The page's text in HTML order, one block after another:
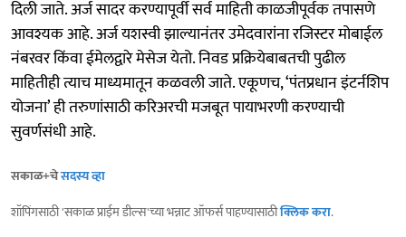
दिली जाते. अर्ज सादर करण्यापूर्वी सर्व माहिती काळजीपूर्वक तपासणे
आवश्यक आहे. अर्ज यशस्वी झाल्यानंतर उमेदवारांना रजिस्टर मोबाईल
नंबरवर किंवा ईमेलद्वारे मेसेज येतो. निवड प्रक्रियेबाबतची पुढील
माहितीही त्याच माध्यमातून कळवली जाते. एकूणच, ‘पंतप्रधान इंटर्नशिप
योजना’ ही तरुणांसाठी करिअरची मजबूत पायाभरणी करण्याची
सुवर्णसंधी आहे.
सकाळ+चेसदस्य व्हा
शॉपिंगसाठी 'सकाळ प्राईम डील्स'च्या भन्नाट ऑफर्स पाहण्यासाठीक्लिक करा.